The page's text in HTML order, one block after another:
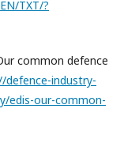
TXT/?
common defence
defence-industry-
edis-our-common-